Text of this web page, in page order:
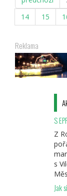
ročník
14
15
Reklama
S
Z
s
Jak